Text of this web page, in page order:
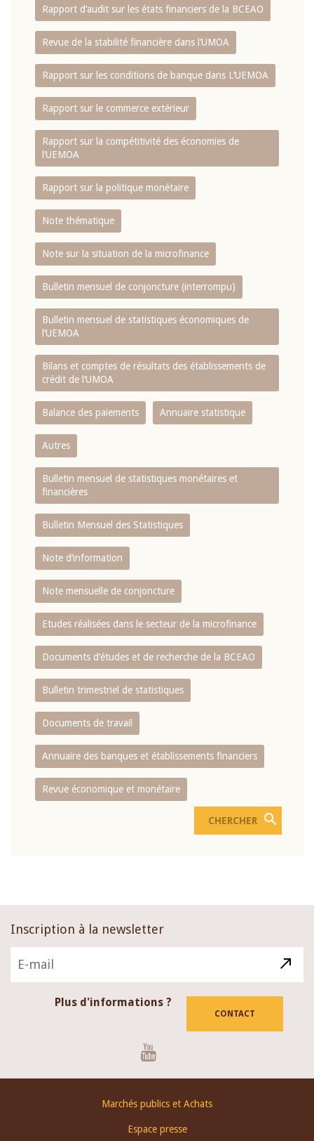
Rapport d‘audit sur les états financiers de la BCEAO
Revue de la stabilité financière dans l‘UMOA
Rapport sur les conditions de banque dans L‘UEMOA
Rapport sur le commerce extérieur
Rapport sur la compétitivité des économies de
l‘UEMOA
Rapport sur la politique monétaire
Note thématique
Note sur la situation de la microfinance
Bulletin mensuel de conjoncture (interrompu)
Bulletin mensuel de statistiques économiques de
l‘UEMOA
Bilans et comptes de résultats des établissements de
crédit de l‘UMOA
Balance des paiements Annuaire statistique
Autres
Bulletin mensuel de statistiques monétaires et
financières
Bulletin Mensuel des Statistiques
Note d’information
Note mensuelle de conjoncture
Etudes réalisées dans le secteur de la microfinance
Documents d’études et de recherche de la BCEAO
Bulletin trimestriel de statistiques
Documents de travail
Annuaire des banques et établissements financiers
Revue économique et monétaire
Inscription à la newsletter
Plus d'informations ?
CONTACT
Marchés publics et Achats
Espace presse